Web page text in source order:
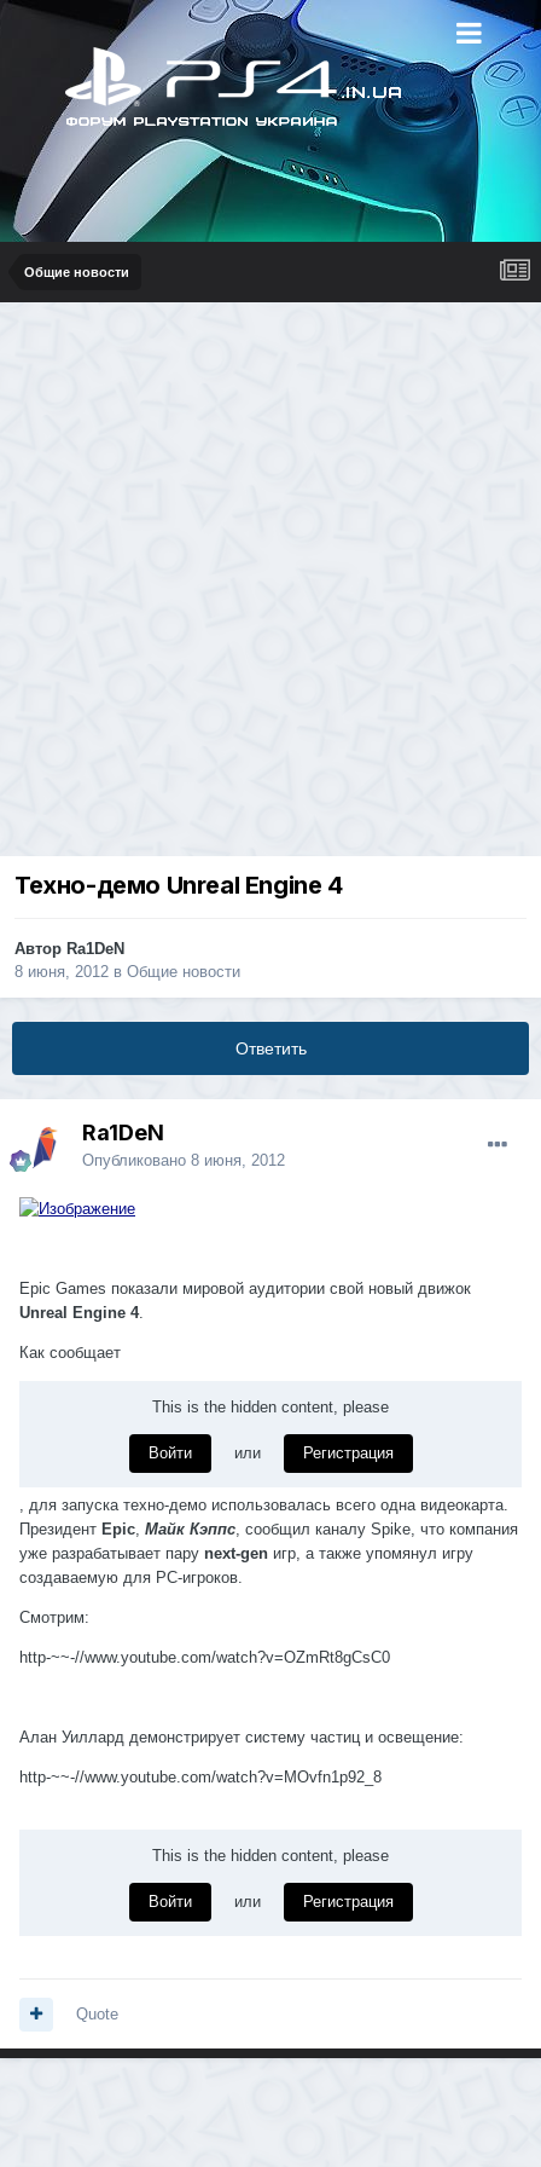
Общие новости
Техно-демо Unreal Engine 4
Автор Ra1DeN
8 июня, 2012 в Общие новости
Ответить
Ra1DeN
Опубликовано 8 июня, 2012
Epic Games показали мировой аудитории свой новый движок
Unreal Engine 4.
Как сообщает
This is the hidden content, please
Войти или Регистрация
, для запуска техно-демо использовалась всего одна видеокарта.
Президент Epic Майк Кэппс , сообщил каналу Spike , что компания
уже разрабатывает пару next-gen игр, а также упомянул игру
создаваемую для PC-игроков
Смотрим:
http-~~-//www.youtube.com/watch?v=OZmRt8gCsC0
Алан Уиллард демонстрирует систему частиц и освещение:
http-~~-//www.youtube.com/watch?v=MOvfn1p92_8
This is the hidden content, please
Войти или Регистрация
Quote